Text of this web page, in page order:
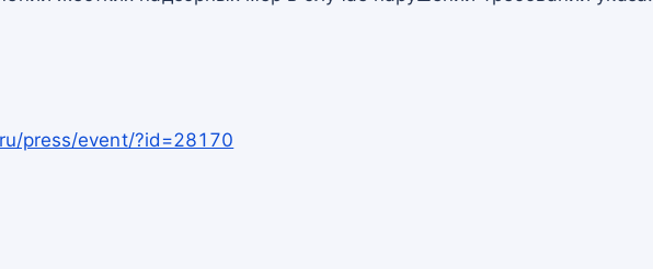
press/event/?id=28170